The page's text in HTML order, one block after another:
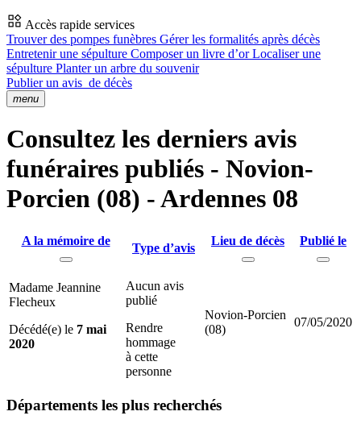
Accès rapide services
Trouver des pompes funèbres Gérer les formalités après décès
Entretenir une sépulture Composer un livre d’orLocaliser une
sépulture Planter un arbre du souvenir
Publier un avis de décès
menu
Consultez les derniers avis
funéraires publiés - Novion-
Porcien (08) - Ardennes 08
A la mémoire de
Type d’avis
Lieu de décès Publié le
Madame Jeannine
Flecheux
Décédé(e) le 7 mai
2020
Aucun avis
publié
Rendre
hommage
à cette
personne
Novion-Porcien
(08)
07/05/2020
Départements les plus recherchés